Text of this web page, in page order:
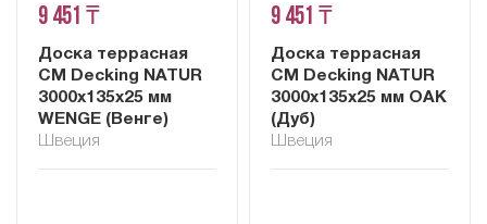
9 451 ₸
Доска террасная
CM Decking NATUR
3000х135х25 мм
WENGE (Венге)
Швеция
9 451 ₸
Доска террасная
CM Decking NATUR
3000х135х25 мм OAK
(Дуб)
Швеция